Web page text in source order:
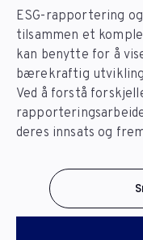
ESG-rapportering
tilsammen et
kan benytte for å
bærekraftig
Ved å forstå
deres innsats og